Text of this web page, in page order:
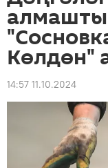
Көлдөн"
14:57 11.10.2024